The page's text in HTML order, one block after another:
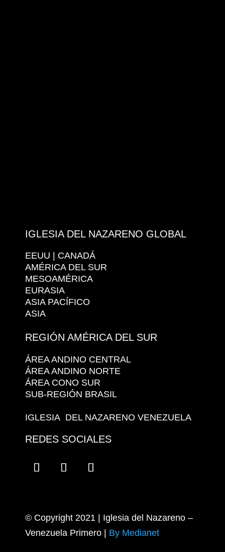
IGLESIA DEL NAZARENO GLOBAL
EEUU | CANADÁ
AMÉRICA DEL SUR
MESOAMÉRICA
EURASIA
ASIA PACÍFICO
ASIA
REGIÓN AMÉRICA DEL SUR
ÁREA ANDINO CENTRAL
ÁREA ANDINO NORTE
ÁREA CONO SUR
SUB-REGIÓN BRASIL
IGLESIA DEL NAZARENO VENEZUELA
REDES SOCIALES
© Copyright 2021 | Iglesia del Nazareno –
Venezuela Primero | By Medianet